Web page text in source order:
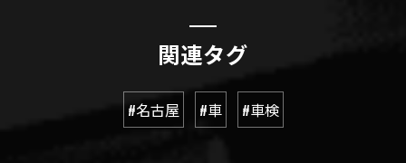
関連タグ
#名古屋 #車 #車検